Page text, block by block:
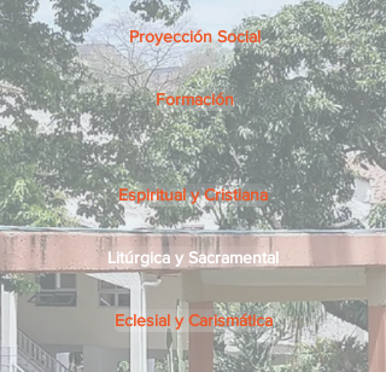
Proyección Social
Formación
Espiritual y Cristiana
Litúrgica y Sacramental
Eclesial y Carismática